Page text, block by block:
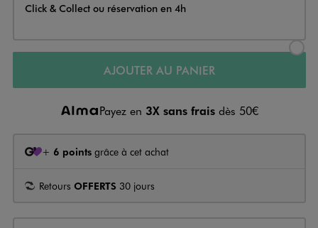
Click & Collect ou réservation en 4h
AJOUTER AU PANIER
Payez en 3X sans frais dès 50€
+ 6 points grâce à cet achat
Retours OFFERTS 30 jours